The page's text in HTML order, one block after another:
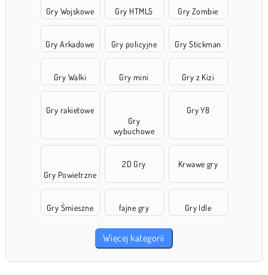
Gry Wojskowe Gry HTML5 Gry Zombie
Gry Arkadowe Gry policyjne Gry Stickman
Gry Walki Gry mini Gry z Kizi
Gry rakietowe
Gry
wybuchowe
Gry Y8
Gry Powietrzne
2D Gry Krwawe gry
Gry Śmieszne fajne gry Gry Idle
Więcej kategorii